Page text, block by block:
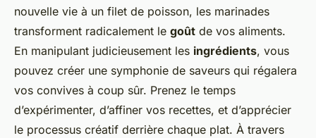
nouvelle vie à un filet de poisson, les marinades
transforment radicalement le goût de vos aliments.
En manipulant judicieusement les ingrédients, vous
pouvez créer une symphonie de saveurs qui régalera
vos convives à coup sûr. Prenez le temps
d’expérimenter, d’affiner vos recettes, et d’apprécier
le processus créatif derrière chaque plat. À travers